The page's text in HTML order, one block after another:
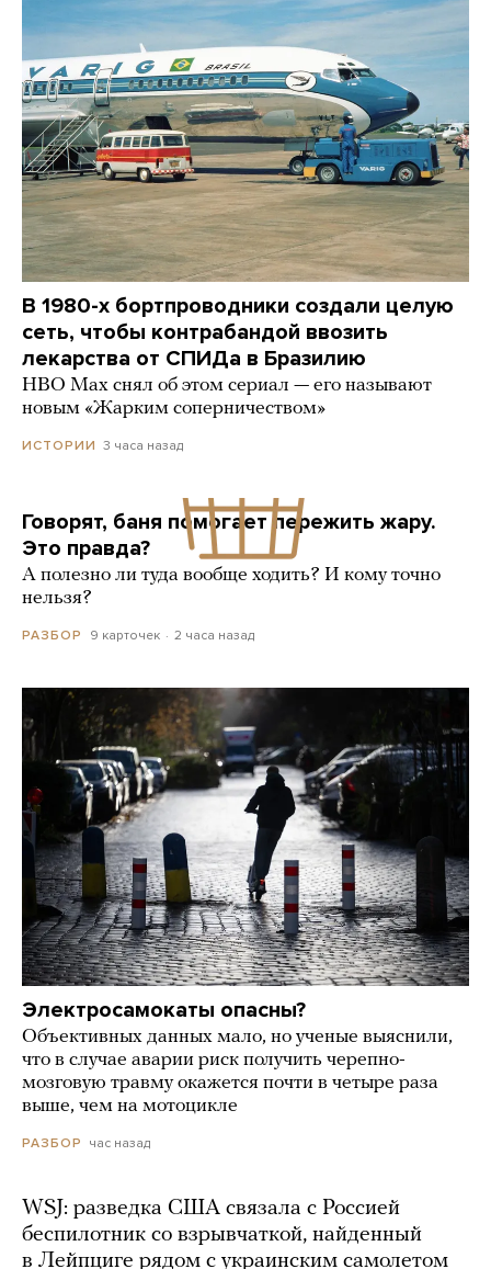
В 1980-х бортпроводники создали целую
сеть, чтобы контрабандой ввозить
лекарства от СПИДа в Бразилию
HBO Max снял об этом сериал — его называют
новым «Жарким соперничеством»
ИСТОРИИ 3 часа назад
Говорят, баня помогает пережить жару.
Это правда?
А полезно ли туда вообще ходить? И кому точно
нельзя?
РАЗБОР 9 карточек 2 часа назад
Электросамокаты опасны?
Объективных данных мало, но ученые выяснили,
что в случае аварии риск получить черепно-
мозговую травму окажется почти в четыре раза
выше, чем на мотоцикле
РАЗБОР час назад
WSJ: разведка США связала с Россией
беспилотник со взрывчаткой, найденный
в Лейпциге рядом с украинским самолетом